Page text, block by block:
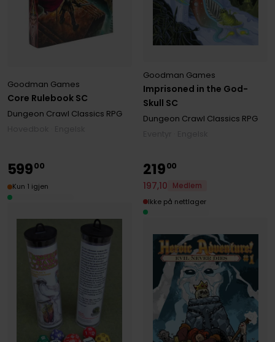
Core Rulebook SC
Goodman Games
Dungeon Crawl Classics RPG
Imprisoned in the God-
Skull SC
Goodman Games
Dungeon Crawl Classics RPG
59900
Kun 1 igjen
21900
197,10
Medlem
Ikke på nettlager